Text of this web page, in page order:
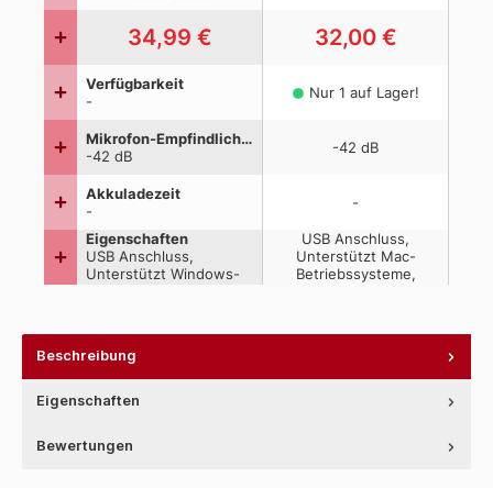
Beschreibung
Eigenschaften
Bewertungen